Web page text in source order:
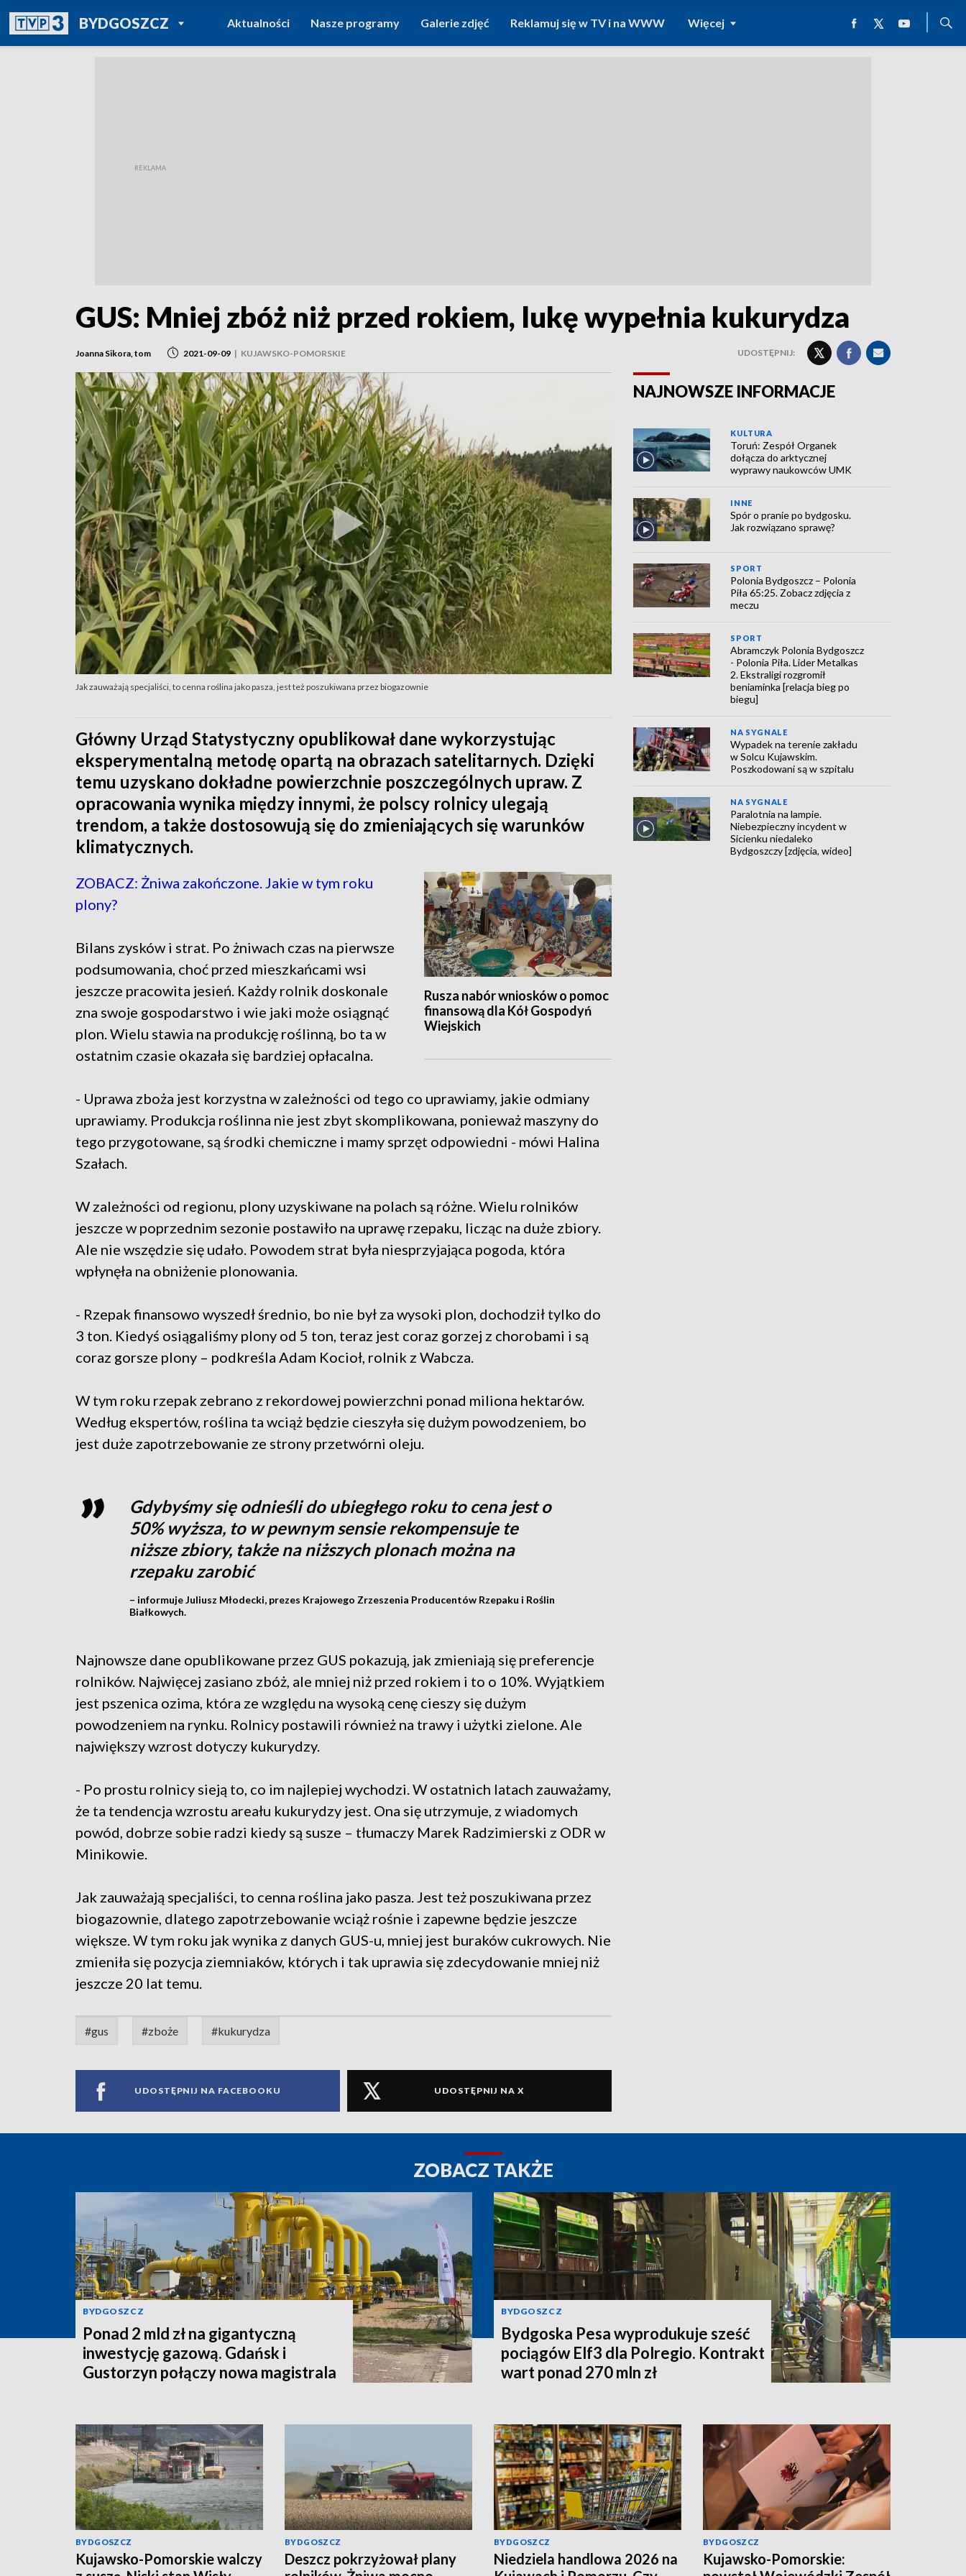
BYDGOSZCZPOWRÓT DO
TVP REGIONY
Aktualności Nasze programy Galerie zdjęć Reklamuj się w TV i na WWW Więcej
GUS: Mniej zbóż niż przed rokiem, lukę wypełnia kukurydza
Joanna Sikora, tom 2021-09-09 | KUJAWSKO-POMORSKIE UDOSTĘPNIJ:
Jak zauważają specjaliści, to cenna roślina jako pasza, jest też poszukiwana przez biogazownie
Główny Urząd Statystyczny opublikował dane wykorzystując
eksperymentalną metodę opartą na obrazach satelitarnych. Dzięki
temu uzyskano dokładne powierzchnie poszczególnych upraw. Z
opracowania wynika między innymi, że polscy rolnicy ulegają
trendom, a także dostosowują się do zmieniających się warunków
klimatycznych.
Rusza nabór wniosków o pomoc
finansową dla Kół Gospodyń
Wiejskich
ZOBACZ: Żniwa zakończone. Jakie w tym roku
plony?
Bilans zysków i strat. Po żniwach czas na pierwsze
podsumowania, choć przed mieszkańcami wsi
jeszcze pracowita jesień. Każdy rolnik doskonale
zna swoje gospodarstwo i wie jaki może osiągnąć
plon. Wielu stawia na produkcję roślinną, bo ta w
ostatnim czasie okazała się bardziej opłacalna.
- Uprawa zboża jest korzystna w zależności od tego co uprawiamy, jakie odmiany
uprawiamy. Produkcja roślinna nie jest zbyt skomplikowana, ponieważ maszyny do
tego przygotowane, są środki chemiczne i mamy sprzęt odpowiedni - mówi Halina
Szałach.
W zależności od regionu, plony uzyskiwane na polach są różne. Wielu rolników
jeszcze w poprzednim sezonie postawiło na uprawę rzepaku, licząc na duże zbiory.
Ale nie wszędzie się udało. Powodem strat była niesprzyjająca pogoda, która
wpłynęła na obniżenie plonowania.
- Rzepak finansowo wyszedł średnio, bo nie był za wysoki plon, dochodził tylko do
3 ton. Kiedyś osiągaliśmy plony od 5 ton, teraz jest coraz gorzej z chorobami i są
coraz gorsze plony – podkreśla Adam Kocioł, rolnik z Wabcza.
W tym roku rzepak zebrano z rekordowej powierzchni ponad miliona hektarów.
Według ekspertów, roślina ta wciąż będzie cieszyła się dużym powodzeniem, bo
jest duże zapotrzebowanie ze strony przetwórni oleju.
Gdybyśmy się odnieśli do ubiegłego roku to cena jest o
50% wyższa, to w pewnym sensie rekompensuje te
niższe zbiory, także na niższych plonach można na
rzepaku zarobić
– informuje Juliusz Młodecki, prezes Krajowego Zrzeszenia Producentów Rzepaku i Roślin
Białkowych.
Najnowsze dane opublikowane przez GUS pokazują, jak zmieniają się preferencje
rolników. Najwięcej zasiano zbóż, ale mniej niż przed rokiem i to o 10%. Wyjątkiem
jest pszenica ozima, która ze względu na wysoką cenę cieszy się dużym
powodzeniem na rynku. Rolnicy postawili również na trawy i użytki zielone. Ale
największy wzrost dotyczy kukurydzy.
- Po prostu rolnicy sieją to, co im najlepiej wychodzi. W ostatnich latach zauważamy,
że ta tendencja wzrostu areału kukurydzy jest. Ona się utrzymuje, z wiadomych
powód, dobrze sobie radzi kiedy są susze – tłumaczy Marek Radzimierski z ODR w
Minikowie.
Jak zauważają specjaliści, to cenna roślina jako pasza. Jest też poszukiwana przez
biogazownie, dlatego zapotrzebowanie wciąż rośnie i zapewne będzie jeszcze
większe. W tym roku jak wynika z danych GUS-u, mniej jest buraków cukrowych. Nie
zmieniła się pozycja ziemniaków, których i tak uprawia się zdecydowanie mniej niż
jeszcze 20 lat temu.
#gus #zboże #kukurydza
UDOSTĘPNIJ NA FACEBOOKU UDOSTĘPNIJ NA X
NAJNOWSZE INFORMACJE
KULTURA
Toruń: Zespół Organek
dołącza do arktycznej
wyprawy naukowców UMK
INNE
Spór o pranie po bydgosku.
Jak rozwiązano sprawę?
SPORT
Polonia Bydgoszcz – Polonia
Piła 65:25. Zobacz zdjęcia z
meczu
SPORT
Abramczyk Polonia Bydgoszcz
- Polonia Piła. Lider Metalkas
2. Ekstraligi rozgromił
beniaminka [relacja bieg po
biegu]
NA SYGNALE
Wypadek na terenie zakładu
w Solcu Kujawskim.
Poszkodowani są w szpitalu
NA SYGNALE
Paralotnia na lampie.
Niebezpieczny incydent w
Sicienku niedaleko
Bydgoszczy [zdjęcia, wideo]
ZOBACZ TAKŻE
BYDGOSZCZ
Ponad 2 mld zł na gigantyczną
inwestycję gazową. Gdańsk i
Gustorzyn połączy nowa magistrala
BYDGOSZCZ
Bydgoska Pesa wyprodukuje sześć
pociągów Elf3 dla Polregio. Kontrakt
wart ponad 270 mln zł
BYDGOSZCZ
Kujawsko-Pomorskie walczy
BYDGOSZCZ
Deszcz pokrzyżował plany
BYDGOSZCZ
Niedziela handlowa 2026 na
BYDGOSZCZ
Kujawsko-Pomorskie: